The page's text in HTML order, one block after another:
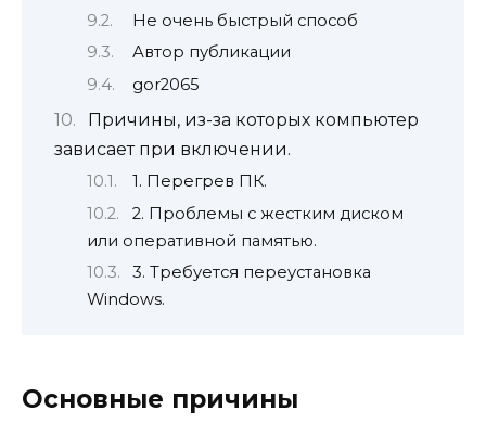
Не очень быстрый способ
Автор публикации
gor2065
Причины, из-за которых компьютер
зависает при включении.
1. Перегрев ПК.
2. Проблемы с жестким диском
или оперативной памятью.
3. Требуется переустановка
Windows.
Основные причины